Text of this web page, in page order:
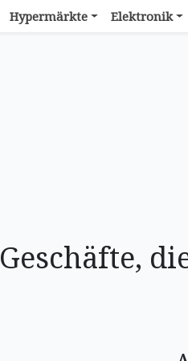
Hypermärkte Elektronik
Geschäfte,